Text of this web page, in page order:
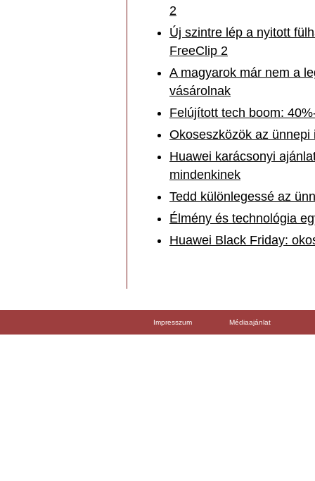
2
Új szintre lép a nyitott
FreeClip 2
A magyarok már nem a
vásárolnak
Felújított tech boom:
Okoseszközök az ünnepi
Huawei karácsonyi
mindenkinek
Tedd különlegessé az
Élmény és technológia
Huawei Black Friday:
Impresszum Médiaajánlat